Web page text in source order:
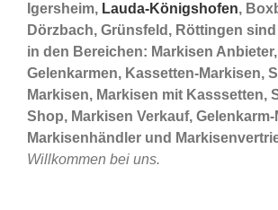
Igersheim, Lauda-Königshofen,
Dörzbach, Grünsfeld, Röttingen
in den Bereichen: Markisen
Gelenkarmen, Kassetten-Markisen,
Markisen, Markisen mit Kasssetten,
Shop, Markisen Verkauf,
Markisenhändler und
Willkommen bei uns.